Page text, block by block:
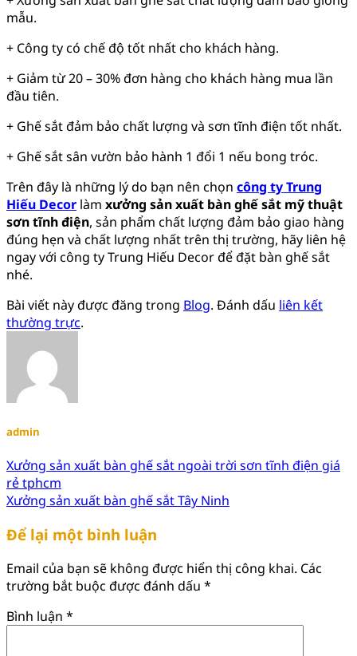
mẫu.
+ Công ty có chế độ tốt nhất cho khách hàng.
+ Giảm từ 20 – 30% đơn hàng cho khách hàng mua lần
đầu tiên.
+ Ghế sắt đảm bảo chất lượng và sơn tĩnh điện tốt nhất.
+ Ghế sắt sân vườn bảo hành 1 đổi 1 nếu bong tróc.
Trên đây là những lý do bạn nên chọn công ty Trung
Hiếu Decor làm xưởng sản xuất bàn ghế sắt mỹ thuật
sơn tĩnh điện, sản phẩm chất lượng đảm bảo giao hàng
đúng hẹn và chất lượng nhất trên thị trường, hãy liên hệ
ngay với công ty Trung Hiếu Decor để đặt bàn ghế sắt
nhé.
Bài viết này được đăng trong Blog. Đánh dấu liên kết
thường trực.
admin
Xưởng sản xuất bàn ghế sắt ngoài trời sơn tĩnh điện giá
rẻ tphcm
Xưởng sản xuất bàn ghế sắt Tây Ninh
Để lại một bình luận
Email của bạn sẽ không được hiển thị công khai. Các
trường bắt buộc được đánh dấu *
Bình luận *